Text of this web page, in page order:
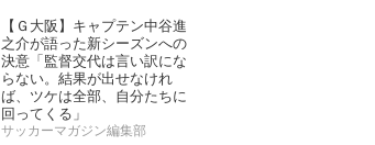
【Ｇ大阪】キャプテン中谷進
之介が語った新シーズンへの
決意「監督交代は言い訳にな
らない。結果が出せなけれ
ば、ツケは全部、自分たちに
回ってくる」
サッカーマガジン編集部